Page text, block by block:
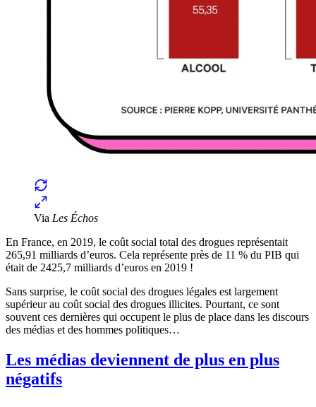
Via Les Échos
En France, en 2019, le coût social total des drogues représentait
265,91 milliards d’euros. Cela représente près de 11 % du PIB qui
était de 2425,7 milliards d’euros en 2019 !
Sans surprise, le coût social des drogues légales est largement
supérieur au coût social des drogues illicites. Pourtant, ce sont
souvent ces dernières qui occupent le plus de place dans les discours
des médias et des hommes politiques…
Les médias deviennent de plus en plus
négatifs